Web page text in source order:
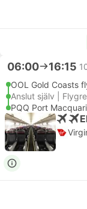
06:00 16:15
OOL Gold Coasts
Anslut själv |
PQQ Port